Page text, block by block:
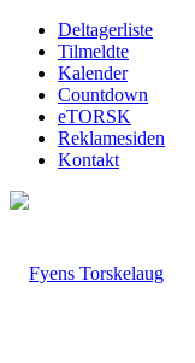
Deltagerliste
Tilmeldte
Kalender
Countdown
eTORSK
Reklamesiden
Kontakt